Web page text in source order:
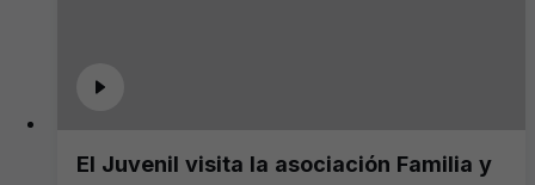
El Juvenil visita la asociación Familia y